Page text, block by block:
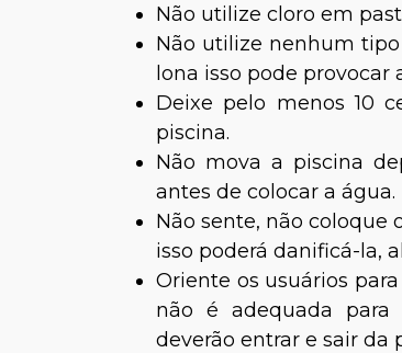
Não utilize cloro em
Não utilize nenhum
lona isso pode provocar
Deixe pelo menos 10
piscina.
Não mova a piscina
antes de colocar a água.
Não sente, não coloque
isso poderá danificá-la,
Oriente os usuários
não é adequada para
deverão entrar e sair da